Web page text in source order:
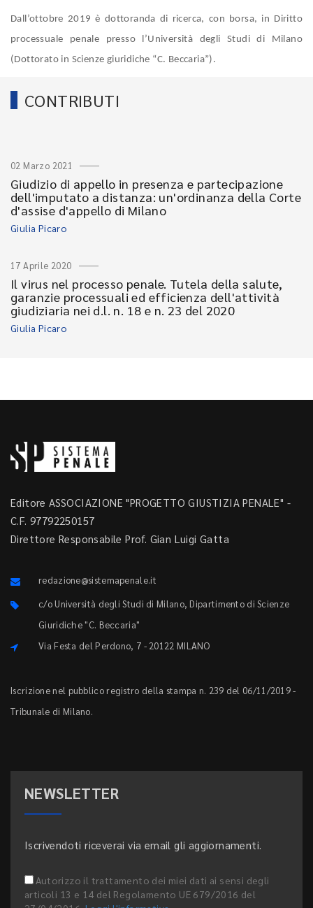
Dall’ottobre 2019 è dottoranda di ricerca, con borsa, in Diritto
processuale penale presso l’Università degli Studi di Milano
(Dottorato in Scienze giuridiche “C. Beccaria”).
CONTRIBUTI
02 Marzo 2021
Giudizio di appello in presenza e partecipazione
dell'imputato a distanza: un'ordinanza della Corte
d'assise d'appello di Milano
Giulia Picaro
17 Aprile 2020
Il virus nel processo penale. Tutela della salute,
garanzie processuali ed efficienza dell'attività
giudiziaria nei d.l. n. 18 e n. 23 del 2020
Giulia Picaro
Editore ASSOCIAZIONE "PROGETTO GIUSTIZIA PENALE" -
C.F. 97792250157
Direttore Responsabile Prof. Gian Luigi Gatta
redazione@sistemapenale.it
c/o Università degli Studi di Milano, Dipartimento di Scienze
Giuridiche "C. Beccaria"
Via Festa del Perdono, 7 - 20122 MILANO
Iscrizione nel pubblico registro della stampa n. 239 del 06/11/2019 -
Tribunale di Milano.
NEWSLETTER
Iscrivendoti riceverai via email gli aggiornamenti.
Autorizzo il trattamento dei miei dati ai sensi degli
articoli 13 e 14 del Regolamento UE 679/2016 del